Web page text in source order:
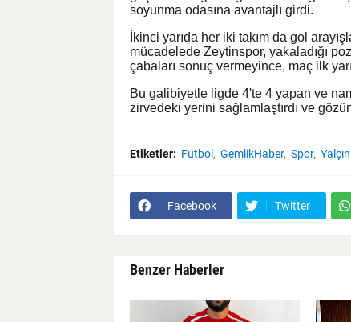
soyunma odasına avantajlı girdi.
İkinci yarıda her iki takım da gol
mücadelede Zeytinspor, yakaladığı
çabaları sonuç vermeyince, maç ilk
Bu galibiyetle ligde 4'te 4 yapan ve
zirvedeki yerini sağlamlaştırdı ve
Etiketler: Futbol GemlikHaber Spor
Facebook Twitter
Benzer Haberler